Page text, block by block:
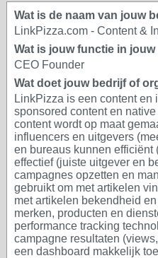
Wat is de naam van jouw
LinkPizza.com - Content &
Wat is jouw functie in
CEO Founder
Wat doet jouw bedrijf of
LinkPizza is een content en
sponsored content en
content wordt op maat
influencers en uitgevers
en bureaus kunnen efficiënt
effectief (juiste uitgever en
campagnes opzetten en
gebruikt om met artikelen
met artikelen bekendheid
merken, producten en
performance tracking
campagne resultaten
een dashboard makkelijk